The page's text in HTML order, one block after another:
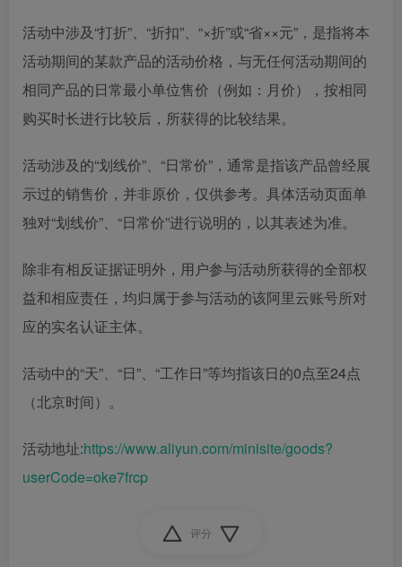
活动中涉及“打折”、“折扣”、“×折”或“省××元”，是指将本
活动期间的某款产品的活动价格，与无任何活动期间的
相同产品的日常最小单位售价（例如：月价），按相同
购买时长进行比较后，所获得的比较结果。
活动涉及的“划线价”、“日常价”，通常是指该产品曾经展
示过的销售价，并非原价，仅供参考。具体活动页面单
独对“划线价”、“日常价”进行说明的，以其表述为准。
除非有相反证据证明外，用户参与活动所获得的全部权
益和相应责任，均归属于参与活动的该阿里云账号所对
应的实名认证主体。
活动中的“天”、“日”、“工作日”等均指该日的0点至24点
（北京时间）。
活动地址:https://www.aliyun.com/minisite/goods?
userCode=oke7frcp
评分